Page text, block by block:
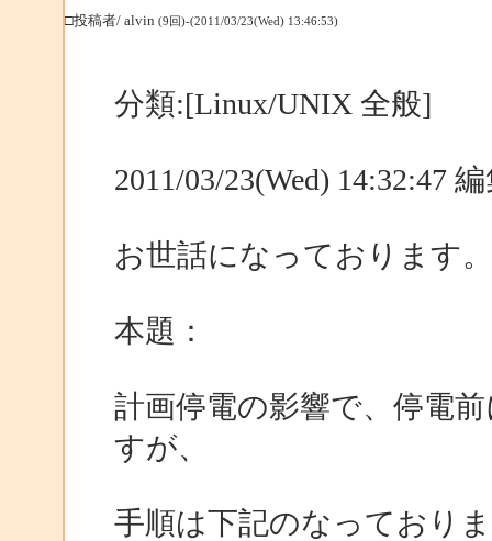
□投稿者/ alvin (9回)-(2011/03/23(Wed) 13:46:53)
分類:[Linux/UNIX 全般]
2011/03/23(Wed) 14:32:47
お世話になっております。
本題：
計画停電の影響で、停電
すが、
手順は下記のなっており